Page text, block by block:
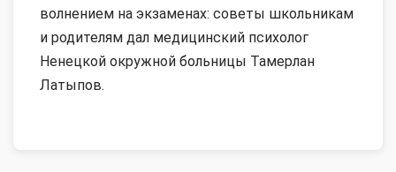
волнением на экзаменах: советы школьникам
и родителям дал медицинский психолог
Ненецкой окружной больницы Тамерлан
Латыпов.